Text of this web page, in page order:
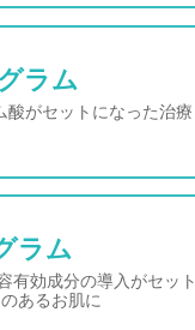
ラム
酸がセットになった治療
ラム
有効成分の導入がセット
あるお肌に